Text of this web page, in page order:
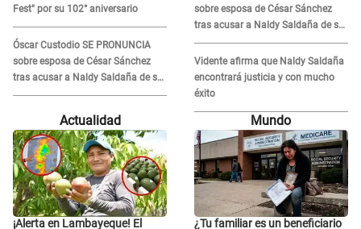
Fest" por su 102° aniversario
Óscar Custodio SE PRONUNCIA
sobre esposa de César Sánchez
tras acusar a Naldy Saldaña de ser
PAREJA del músico: "Lo dejo en
sobre esposa de César Sánchez
tras acusar a Naldy Saldaña de ser
PAREJA del músico: "Lo dejo en
manos de la justicia"
Vidente afirma que Naldy Saldaña
encontrará justicia y con mucho
éxito
Actualidad
¡Alerta en Lambayeque! El
Mundo
¿Tu familiar es un beneficiario